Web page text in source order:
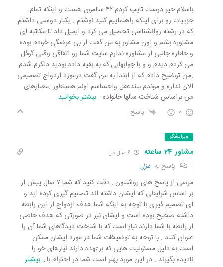
باسلام خیر درست تایپ کردم ۴۲ سالمون هست و اینکه تمام
جزییات رو برای اینکه راهنماییم کنید نوشتم . یکبار دوستی داشتم
که در رشته روانشناسی تحصیل می کرد و ایمیل داد تا مکاتبه ای
مشاوره بشم و اون مشاور به من گفت از بی عرضگی خودم بوده
و خاطره جالبی از مشاوره ندارم سایت شما رو اتفاقی وقتی گوگل
می کردم دیدم و و با جوابهایی که به بقیه داده بودید دلگرم شدم
.من توضیح دادم که از ابتدا به من گفت درمورد ازدواج تصمیمی
الان نداره و موندم بیندعقل واحساسم اونم همینطور .معیارهای
من براساس شناخت سالها خانواده… بیشتر بخوانید
0 پاسخ
ویرایشگر
مشاور 24 ساعته 6 سال قبل
پاسخ بهغزل
مرسی از پاسخ های روشنتون . دقت کنید که شما ۷ سال پیش از
بر اساس شرایطی که ایشان داشته اند تصمیم گیری کرده اید و
ای تصمیم گیری با توجه به اینکه شما هدف ازدواج از این رابطه
داشته صحیح بوده است و ایشان نیز در صورتی که هدف خاصی
از رابطه با شما دارند نیاز است که با شناخت دیدگاهای شما آن را
عنوان کنند . با توحه به توضیخات شما در مورد ایشان ممکن
است به دلیل مسئولیت هایی که برعهده دارند نیازهای خو را
نادیده بگیرند . در این مورد بهتر است شما در احترام با… بیشتر